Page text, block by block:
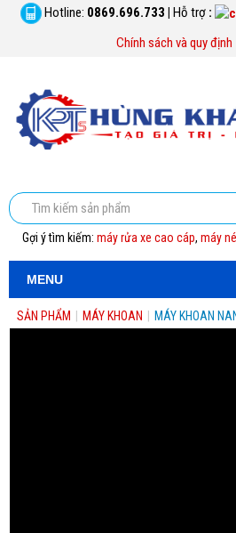
Hotline: 0869.696.733 | Hỗ trợ :
Chính sách và quy định
Gợi ý tìm kiếm: máy rửa xe cao cáp, máy
MENU
SẢN PHẨM MÁY KHOAN MÁY KHOAN